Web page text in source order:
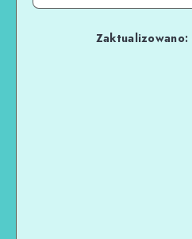
Zaktualizowano: